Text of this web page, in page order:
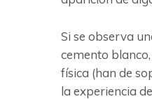
Si se observa
cemento
física (han de
la experiencia